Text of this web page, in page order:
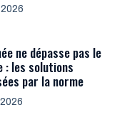
ne dépasse pas le
: les solutions
par la norme